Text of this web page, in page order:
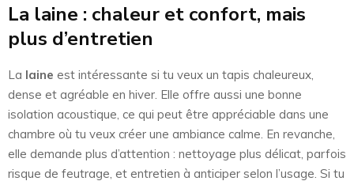
La laine : chaleur et confort, mais
plus d’entretien
La laine est intéressante si tu veux un tapis chaleureux,
dense et agréable en hiver. Elle offre aussi une bonne
isolation acoustique, ce qui peut être appréciable dans une
chambre où tu veux créer une ambiance calme. En revanche,
elle demande plus d’attention : nettoyage plus délicat, parfois
risque de feutrage, et entretien à anticiper selon l’usage. Si tu